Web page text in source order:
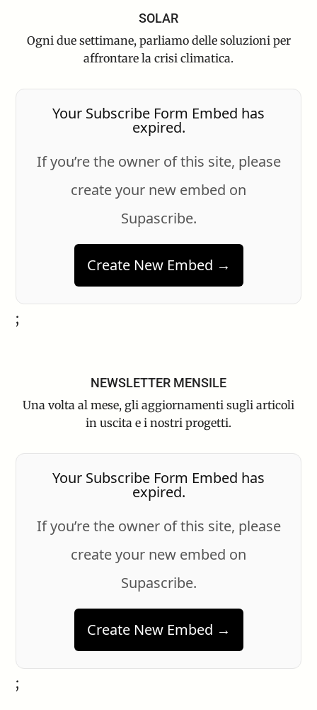
SOLAR
Ogni due settimane, parliamo delle soluzioni per
affrontare la crisi climatica.
Your Subscribe Form Embed has
expired.
If you’re the owner of this site, please
create your new embed on
Supascribe.
Create New Embed →
;
NEWSLETTER MENSILE
Una volta al mese, gli aggiornamenti sugli articoli
in uscita e i nostri progetti.
Your Subscribe Form Embed has
expired.
If you’re the owner of this site, please
create your new embed on
Supascribe.
Create New Embed →
;